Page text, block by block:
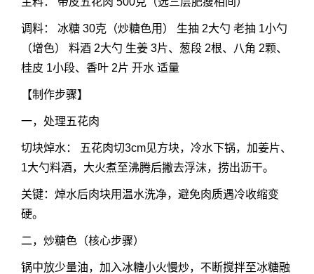
调料： 冰糖 30克（炒糖色用） 生抽 2大勺 老抽 1小勺
（增色） 料酒 2大勺 生姜 3片、葱段 2根、八角 2颗、
桂皮 1小段、香叶 2片 开水 适量
【制作步骤】
一，处理五花肉
切块焯水： 五花肉切3cm见方块，冷水下锅，加姜片、
1大勺料酒，大火煮至沸腾后撇去浮沫，捞出沥干。
关键：焯水后肉块用温水洗净，避免肉质遇冷收缩变
硬。
二，炒糖色（核心步骤）
锅中放少量油，加入冰糖小火慢炒，不断搅拌至冰糖融